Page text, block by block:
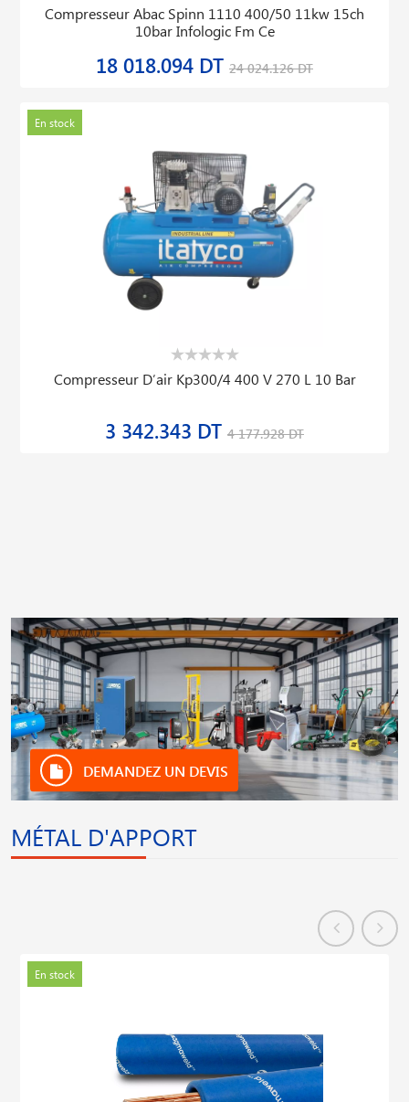
Compresseur Abac Spinn 1110 400/50 11kw 15ch
10bar Infologic Fm Ce
18 018.094 DT 24 024.126 DT
En stock
Compresseur D′air Kp300/4 400 V 270 L 10 Bar
3 342.343 DT 4 177.928 DT
DEMANDEZ UN DEVIS
MÉTAL D'APPORT
En stock